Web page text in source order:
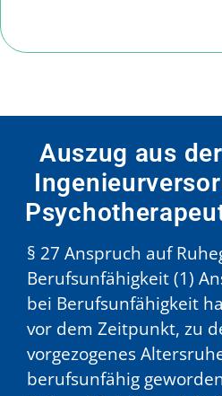
§ 27 Anspruch auf
Berufsunfähigkeit (1)
bei Berufsunfähigkeit
vor dem Zeitpunkt, zu
vorgezogenes
berufsunfähig
Auszug aus